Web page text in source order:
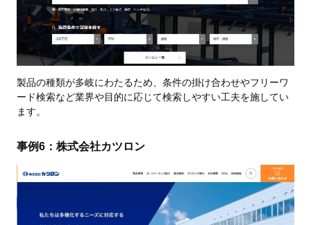
製品の種類が多岐にわたるため、条件の掛け合わせやフリーワ
ード検索など業界や目的に応じて検索しやすい工夫を施してい
ます。
事例6：株式会社カツロン